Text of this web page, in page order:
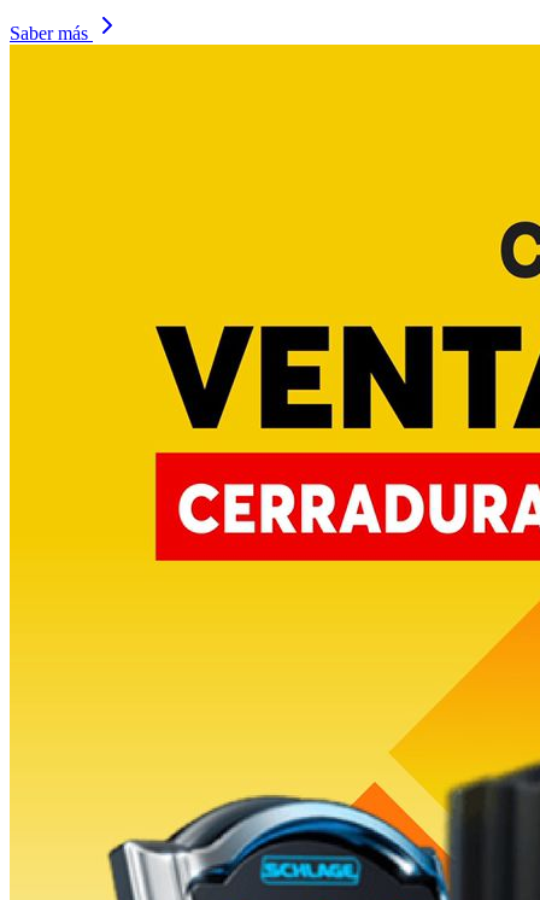
Saber más